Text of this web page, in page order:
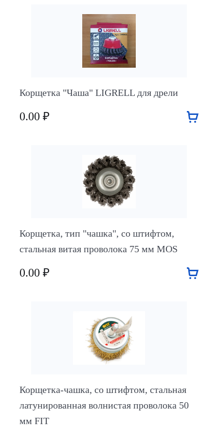
Корщетка "Чаша" LIGRELL для дрели
0.00 ₽
Корщетка, тип "чашка", со штифтом,
стальная витая проволока 75 мм MOS
0.00 ₽
Корщетка-чашка, со штифтом, стальная
латунированная волнистая проволока 50
мм FIT